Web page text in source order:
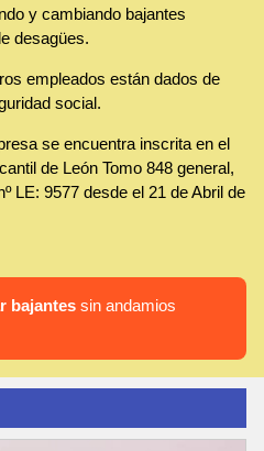
y cambiando bajantes
desagües.
empleados están dados de
social.
se encuentra inscrita en el
de León Tomo 848 general,
LE: 9577 desde el 21 de Abril de
bajantes sin andamios